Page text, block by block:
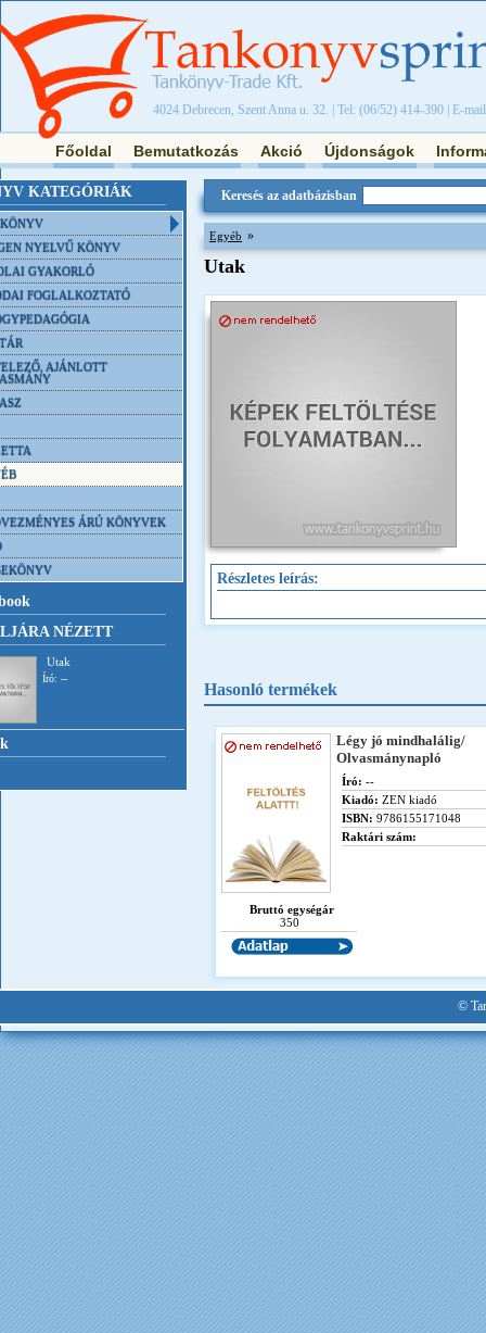
4024 Debrecen, Szent Anna u. 32. | Tel: (06/52) 414-390 | E-
Főoldal Bemutatkozás Akció Újdonságok
KATEGÓRIÁK
NYELVŰ KÖNYV
GYAKORLÓ
FOGLALKOZTATÓ
AJÁNLOTT
ÁRÚ KÖNYVEK
NÉZETT
Utak
Író: --
Keresés az adatbázisban
Egyéb »
Utak
Részletes leírás:
Hasonló termékek
Légy jó mindhalálig/
Olvasmánynapló
Író: --
Kiadó: ZEN kiadó
ISBN: 9786155171048
Raktári szám:
Bruttó egységár
350
©